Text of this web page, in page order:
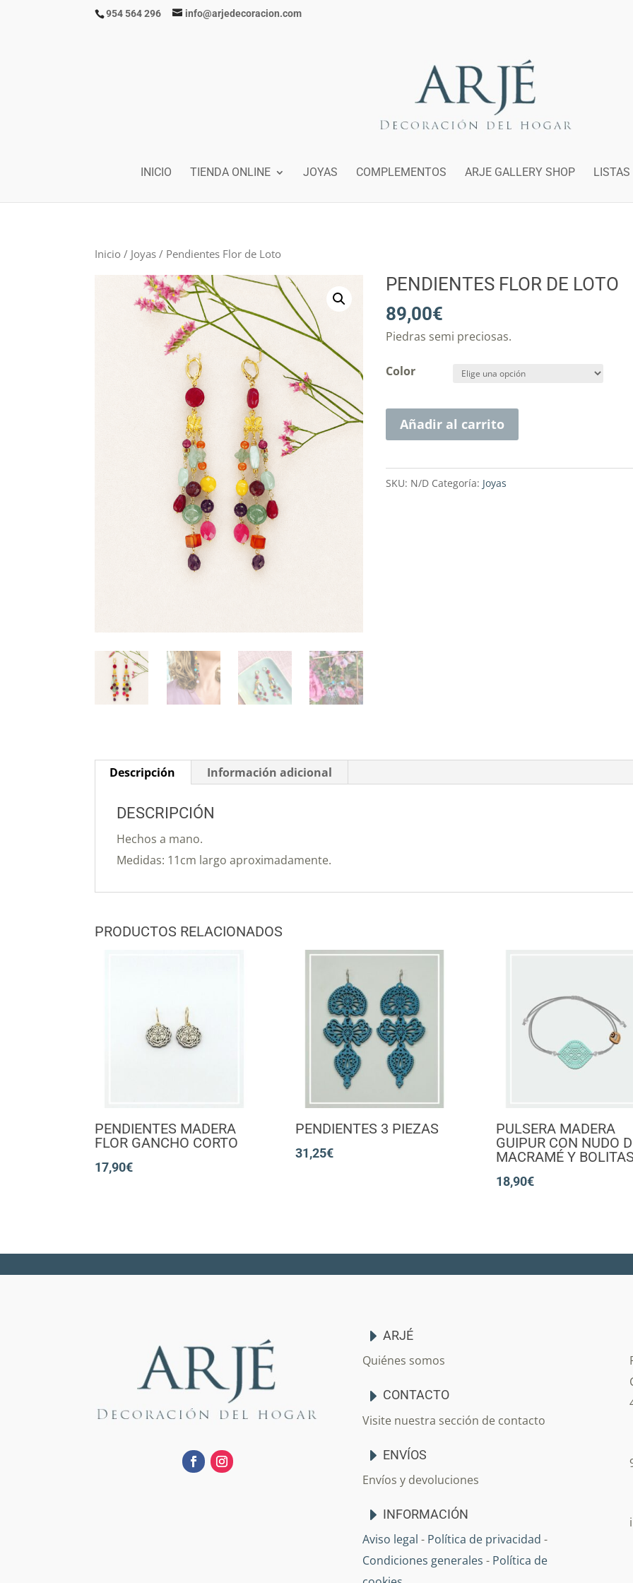
954 564 296 info@arjedecoracion.com
INICIO TIENDA ONLINE JOYAS COMPLEMENTOS ARJE GALLERY SHOP LISTAS
Inicio / Joyas / Pendientes Flor de Loto
PENDIENTES FLOR DE LOTO
89,00€
Piedras semi preciosas.
Color
Añadir al carrito
SKU: N/D Categoría: Joyas
Descripción Información adicional
DESCRIPCIÓN
Hechos a mano.
Medidas: 11cm largo aproximadamente.
PRODUCTOS RELACIONADOS
PENDIENTES MADERA
FLOR GANCHO CORTO
17,90€
PENDIENTES 3 PIEZAS
31,25€
PULSERA MADERA
GUIPUR CON NUDO
MACRAMÉ Y
18,90€
ARJÉ
Quiénes somos
CONTACTO
Visite nuestra sección de contacto
ENVÍOS
Envíos y devoluciones
INFORMACIÓN
Aviso legal - Política de privacidad -
Condiciones generales - Política de